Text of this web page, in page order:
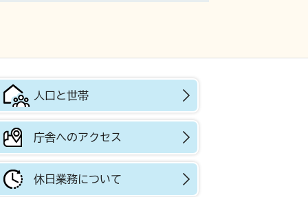
人口と世帯
庁舎へのアクセス
休日業務について